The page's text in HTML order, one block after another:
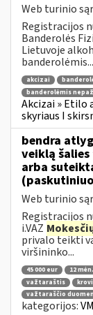
Web turinio
Registracijos
Banderolės
Lietuvoje
banderolėmis...
akcizai
banderolėmis
Akcizai »
skyriaus I
bendra
veiklą
arba
Web turinio
Registracijos
i.VAZ
privalo teikti
viršininko...
45 000 eur 12 mėn.
važtaraštis
važtaraščio
kategorijos: